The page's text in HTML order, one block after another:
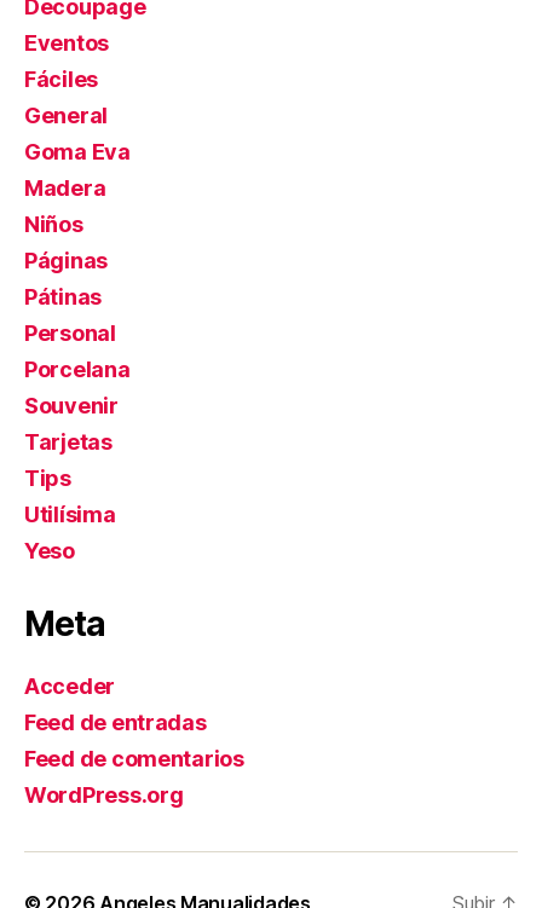
Decoupage
Eventos
Fáciles
General
Goma Eva
Madera
Niños
Páginas
Pátinas
Personal
Porcelana
Souvenir
Tarjetas
Tips
Utilísima
Yeso
Meta
Acceder
Feed de entradas
Feed de comentarios
WordPress.org
© 2026 Angeles Manualidades Subir ↑